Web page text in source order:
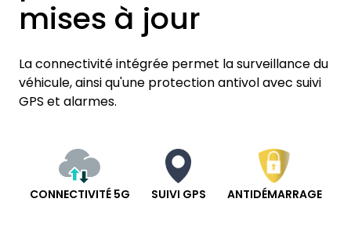
mises à jour
La connectivité intégrée permet la surveillance du
véhicule, ainsi qu'une protection antivol avec suivi
GPS et alarmes.
CONNECTIVITÉ 5G SUIVI GPS ANTIDÉMARRAGE